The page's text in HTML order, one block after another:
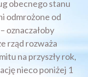
obecnego stanu
odmrożone od
oznaczałoby
rząd rozważa
na przyszły rok,
nieco poniżej 1